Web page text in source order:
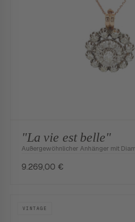
"La vie est belle"
Außergewöhnlicher Anhänger mit
9.269,00 €
VINTAGE